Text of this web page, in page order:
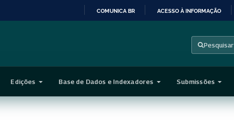
CONTEÚDO
COMUNICA BR ACESSO À INFORMAÇÃO
Pesquisar
Edições Base de Dados e Indexadores Submissões